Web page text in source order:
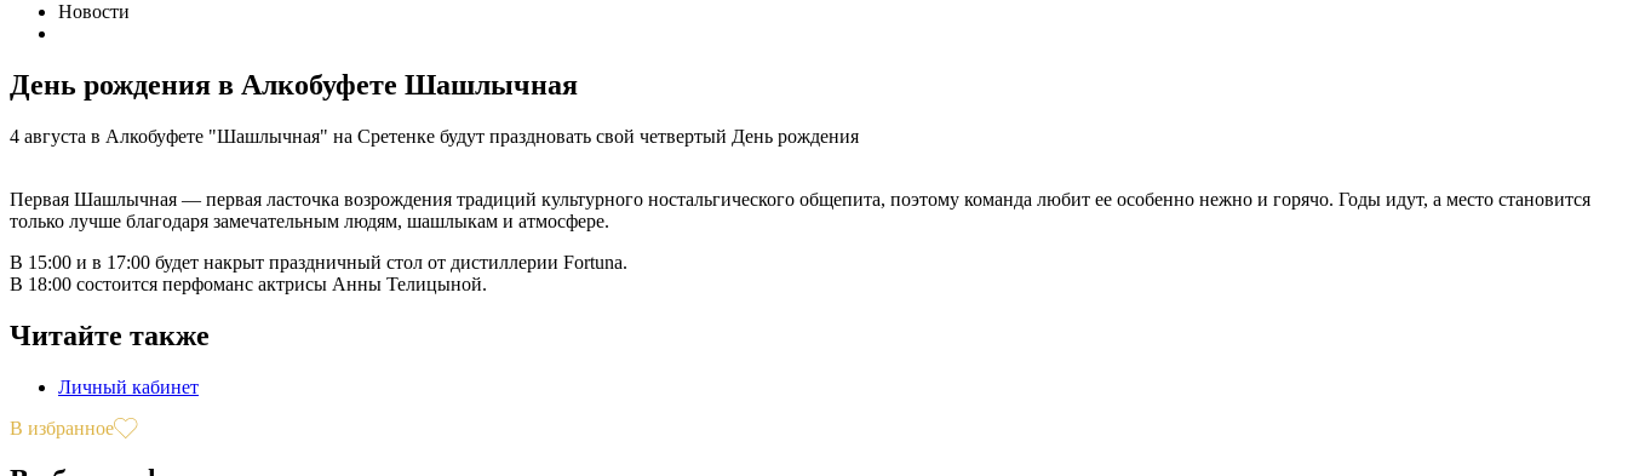
Новости
День рождения в Алкобуфете Шашлычная
4 августа в Алкобуфете "Шашлычная" на Сретенке будут праздновать свой четвертый День рождения
Первая Шашлычная — первая ласточка возрождения традиций культурного ностальгического общепита, поэтому команда любит ее особенно нежно и горячо. Годы идут, а место становится
только лучше благодаря замечательным людям, шашлыкам и атмосфере.
В 15:00 и в 17:00 будет накрыт праздничный стол от дистиллерии Fortuna.
В 18:00 состоится перфоманс актрисы Анны Телицыной.
Читайте также
Личный кабинет
В избранное